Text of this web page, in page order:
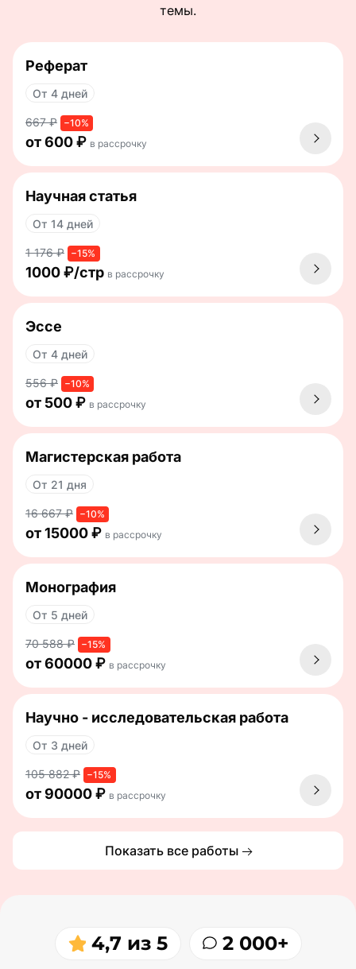
темы.
Реферат
От 4 дней
667 ₽ −10%
от 600 ₽ в рассрочку
Научная статья
От 14 дней
1 176 ₽ −15%
1000 ₽/стр в рассрочку
Эссе
От 4 дней
556 ₽ −10%
от 500 ₽ в рассрочку
Магистерская работа
От 21 дня
16 667 ₽ −10%
от 15000 ₽ в рассрочку
Монография
От 5 дней
70 588 ₽ −15%
от 60000 ₽ в рассрочку
Научно - исследовательская работа
От 3 дней
105 882 ₽ −15%
от 90000 ₽ в рассрочку
Показать все работы
4,7 из 5 2 000+